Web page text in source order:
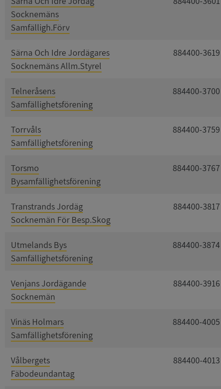
Socknemäns
Samfälligh.Förv
Särna Och Idre Jordägares
Socknemäns Allm.Styrel
884400-3619
Telneråsens
Samfällighetsförening
884400-3700
Torrvåls
Samfällighetsförening
884400-3759
Torsmo
Bysamfällighetsförening
884400-3767
Transtrands Jordäg
Socknemän För Besp.Skog
884400-3817
Utmelands Bys
Samfällighetsförening
884400-3874
Venjans Jordägande
Socknemän
884400-3916
Vinäs Holmars
Samfällighetsförening
884400-4005
Vålbergets
Fäbodeundantag
884400-4013